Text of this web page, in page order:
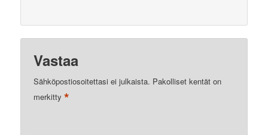
Vastaa
Sähköpostiosoitettasi ei julkaista. Pakolliset kentät on
merkitty*